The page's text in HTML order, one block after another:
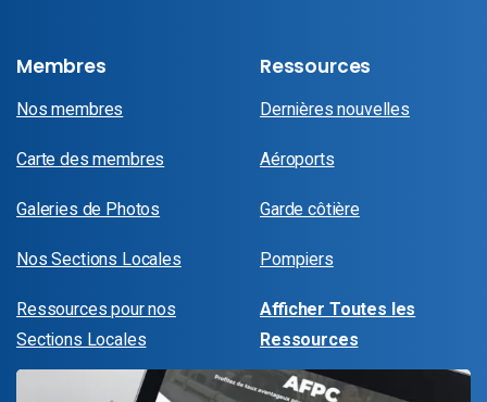
Membres
Nos membres
Carte des membres
Galeries de Photos
Nos Sections Locales
Ressources pour nos
Sections Locales
Ressources
Dernières nouvelles
Aéroports
Garde côtière
Pompiers
Afficher Toutes les
Ressources